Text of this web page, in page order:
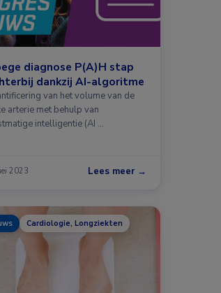
diagnose P(A)H stap
dankzij AI-algoritme
van het volume van de
arterie met behulp van
intelligentie (AI …
2023 Lees meer →
Cardiologie, Longziekten